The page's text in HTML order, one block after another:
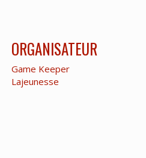
ORGANISATEUR
Game Keeper
Lajeunesse